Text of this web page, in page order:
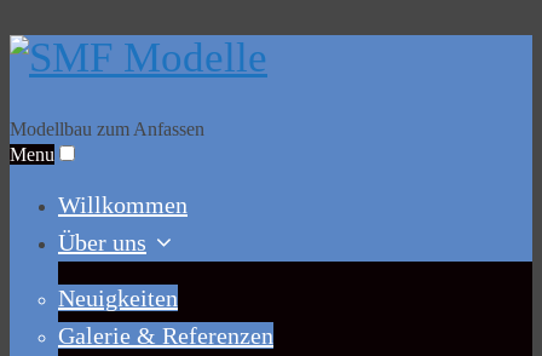
Modellbau zum Anfassen
Menu
Willkommen
Über uns
Neuigkeiten
Galerie & Referenzen